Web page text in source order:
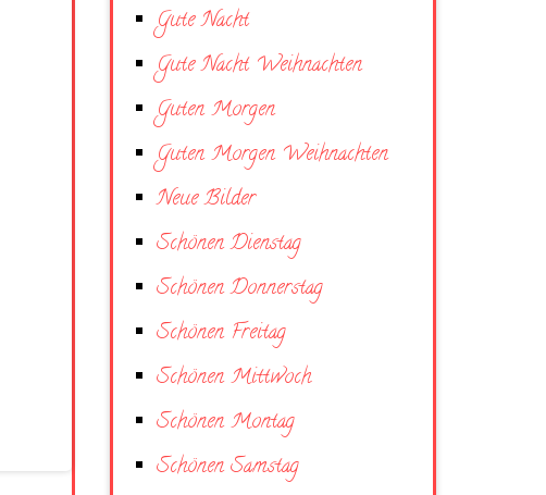
Gute Nacht
Gute Nacht Weihnachten
Guten Morgen
Guten Morgen Weihnachten
Neue Bilder
Schönen Dienstag
Schönen Donnerstag
Schönen Freitag
Schönen Mittwoch
Schönen Montag
Schönen Samstag